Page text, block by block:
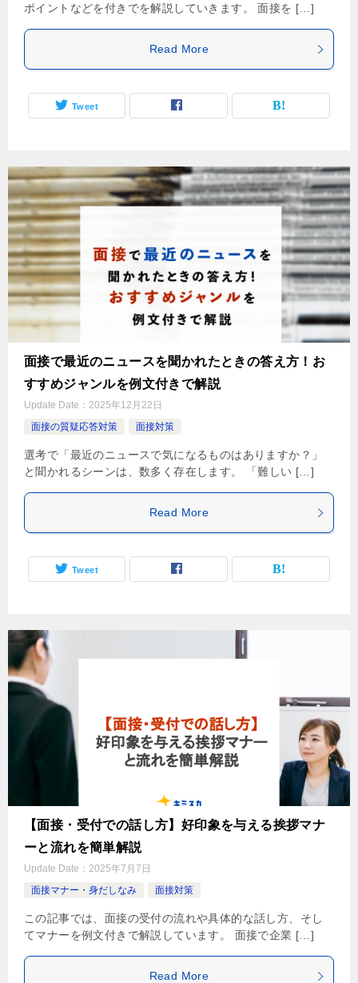
ポイントなどを付きでを解説していきます。 面接を […]
Read More
Tweet
面接で最近のニュースを聞かれたときの答え方！お
すすめジャンルを例文付きで解説
Update Date： 2025年12月22日
面接の質疑応答対策
面接対策
選考で「最近のニュースで気になるものはありますか？」
と聞かれるシーンは、数多く存在します。 「難しい […]
Read More
Tweet
【面接・受付での話し方】好印象を与える挨拶マナ
ーと流れを簡単解説
Update Date： 2025年7月7日
面接マナー・身だしなみ
面接対策
この記事では、面接の受付の流れや具体的な話し方、そし
てマナーを例文付きで解説しています。 面接で企業 […]
Read More